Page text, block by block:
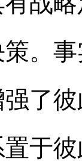
。
了
于